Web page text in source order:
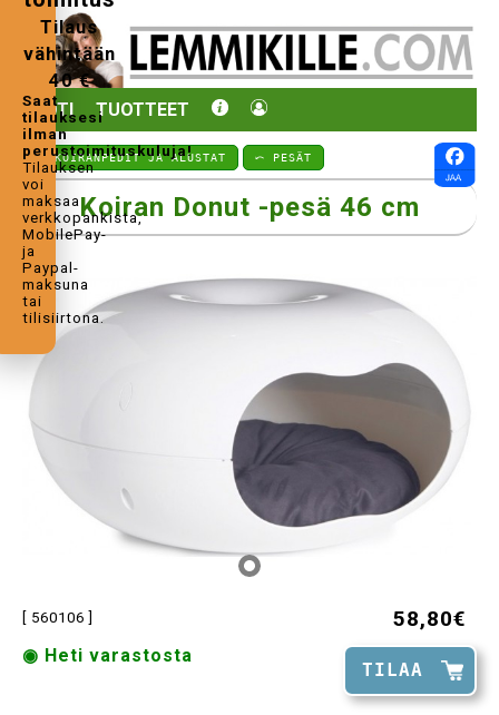
KOTI TUOTTEET
Tilaus
vähintään
40 €
Saat
tilauksesi
ilman
perustoimituskuluja!
Tilauksen
voi
maksaa
verkkopankista,
MobilePay-
ja
Paypal-
maksuna
tai
tilisiirtona.
⤺ KOIRANPEDIT JA ALUSTAT ⤺ PESÄT
Koiran Donut -pesä 46 cm
[ 560106 ] 58,80€
TILAA
◉ Heti varastosta